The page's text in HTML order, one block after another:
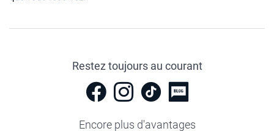
Restez toujours au courant
Encore plus d'avantages